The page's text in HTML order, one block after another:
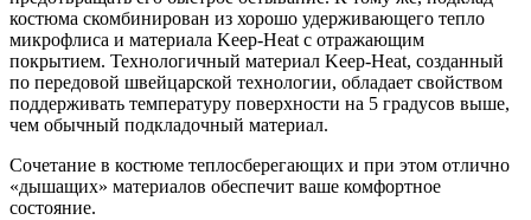
костюма скомбинирован из хорошо удерживающего тепло
микрофлиса и материала Keep-Heat с отражающим
покрытием. Технологичный материал Keep-Heat, созданный
по передовой швейцарской технологии, обладает свойством
поддерживать температуру поверхности на 5 градусов выше,
чем обычный подкладочный материал.
Сочетание в костюме теплосберегающих и при этом отлично
«дышащих» материалов обеспечит ваше комфортное
состояние.